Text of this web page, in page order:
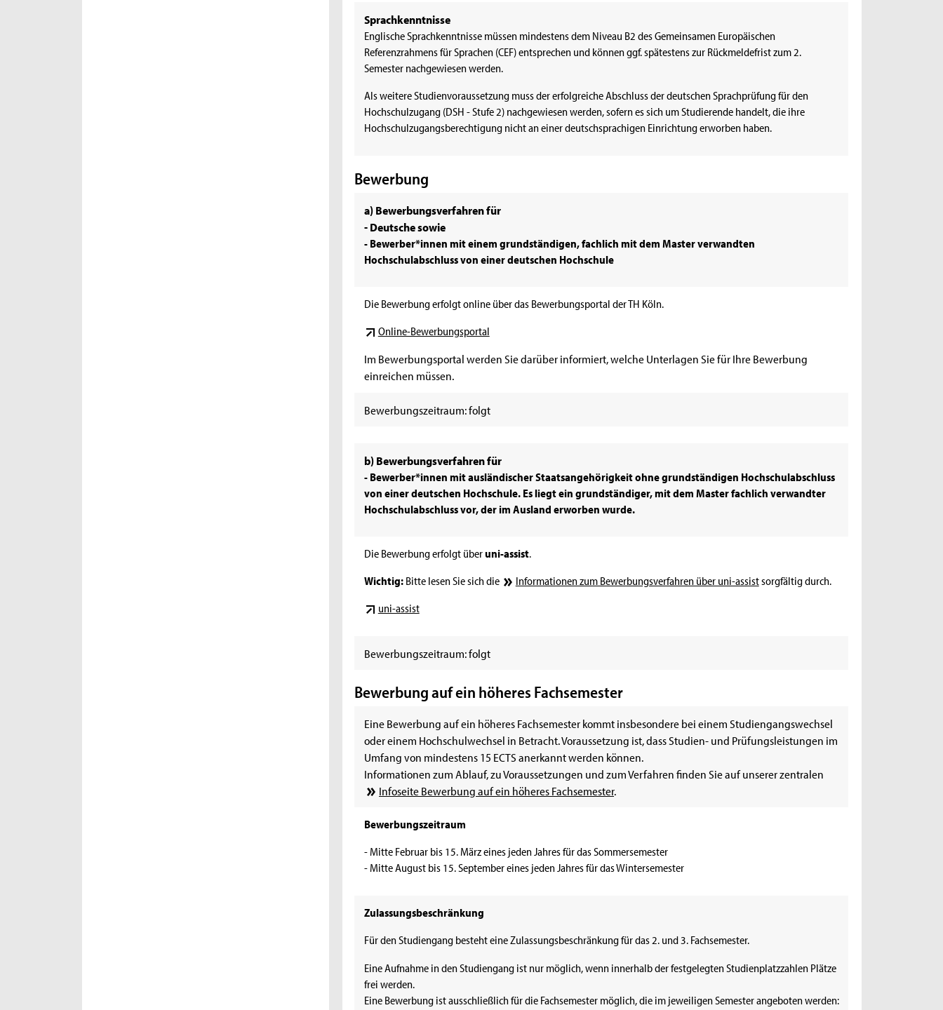
Sprachkenntnisse
Englische Sprachkenntnisse müssen mindestens dem Niveau B2 des Gemeinsamen Europäischen
Referenzrahmens für Sprachen (CEF) entsprechen und können ggf. spätestens zur Rückmeldefrist zum 2.
Semester nachgewiesen werden.
Als weitere Studienvoraussetzung muss der erfolgreiche Abschluss der deutschen Sprachprüfung für den
Hochschulzugang (DSH - Stufe 2) nachgewiesen werden, sofern es sich um Studierende handelt, die ihre
Hochschulzugangsberechtigung nicht an einer deutschsprachigen Einrichtung erworben haben.
Bewerbung
a) Bewerbungsverfahren für
- Deutsche sowie
- Bewerber*innen mit einem grundständigen, fachlich mit dem Master verwandten
Hochschulabschluss von einer deutschen Hochschule
Die Bewerbung erfolgt online über das Bewerbungsportal der TH Köln.
Online-Bewerbungsportal
Im Bewerbungsportal werden Sie darüber informiert, welche Unterlagen Sie für Ihre Bewerbung
einreichen müssen.
Bewerbungszeitraum: folgt
b) Bewerbungsverfahren für
- Bewerber*innen mit ausländischer Staatsangehörigkeit ohne grundständigen Hochschulabschluss
von einer deutschen Hochschule. Es liegt ein grundständiger, mit dem Master fachlich verwandter
Hochschulabschluss vor, der im Ausland erworben wurde.
Die Bewerbung erfolgt überuni-assist.
Wichtig:Bitte lesen Sie sich die Informationen zum Bewerbungsverfahren über uni-assistsorgfältig durch.
uni-assist
Bewerbungszeitraum: folgt
Bewerbung auf ein höheres Fachsemester
Eine Bewerbung auf ein höheres Fachsemester kommt insbesondere bei einem Studiengangswechsel
oder einem Hochschulwechsel in Betracht. Voraussetzung ist, dass Studien- und Prüfungsleistungen im
Umfang von mindestens 15 ECTS anerkannt werden können.
Informationen zum Ablauf, zu Voraussetzungen und zum Verfahren finden Sie auf unserer zentralen
Infoseite Bewerbung auf ein höheres Fachsemester.
Bewerbungszeitraum
- Mitte Februar bis 15. März eines jeden Jahres für das Sommersemester
- Mitte August bis 15. September eines jeden Jahres für das Wintersemester
Zulassungsbeschränkung
Für den Studiengang besteht eine Zulassungsbeschränkung für das 2. und 3. Fachsemester.
Eine Aufnahme in den Studiengang ist nur möglich, wenn innerhalb der festgelegten Studienplatzzahlen Plätze
frei werden.
Eine Bewerbung ist ausschließlich für die Fachsemester möglich, die im jeweiligen Semester angeboten werden: